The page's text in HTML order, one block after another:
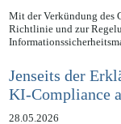
29.05.2026
Mit der Verkündung des
Richtlinie und zur
Jenseits der
KI-Compliance